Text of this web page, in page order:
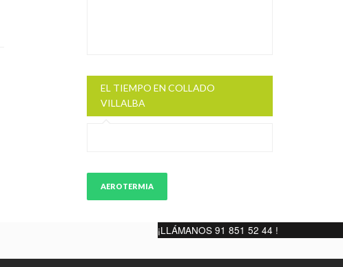
EL TIEMPO EN COLLADO
VILLALBA
AEROTERMIA
¡LLÁMANOS 91 851 52 44 !